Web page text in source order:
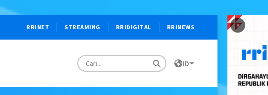
×
RRINET STREAMING RRIDIGITAL RRINEWS
ID